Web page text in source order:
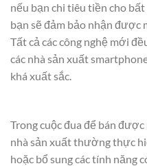
nếu bạn chi tiêu tiền cho
bạn sẽ đảm bảo nhận được
Tất cả các công nghệ mới
các nhà sản xuất
khá xuất sắc.
Trong cuộc đua để bán
nhà sản xuất thường thực
hoặc bổ sung các tính năng